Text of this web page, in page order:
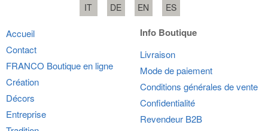
IT DE EN ES
Accueil
Contact
FRANCO Boutique en ligne
Création
Décors
Entreprise
Info Boutique
Livraison
Mode de paiement
Conditions générales de vente
Confidentialité
Revendeur B2B